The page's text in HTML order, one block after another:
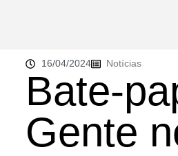
16/04/2024 Notícias
Bate-
Gente